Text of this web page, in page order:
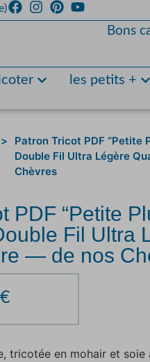
Bons
les petits +
>
Patron Tricot PDF “Petite
Double Fil Ultra Légère
Chèvres
PDF “Petite
Fil Ultra
— de nos
€
tricotée en mohair et